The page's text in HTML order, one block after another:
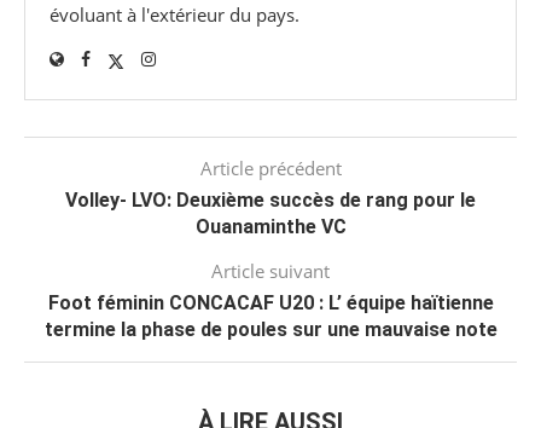
évoluant à l'extérieur du pays.
Article précédent
Volley- LVO: Deuxième succès de rang pour le
Ouanaminthe VC
Article suivant
Foot féminin CONCACAF U20 : L’ équipe haïtienne
termine la phase de poules sur une mauvaise note
À LIRE AUSSI